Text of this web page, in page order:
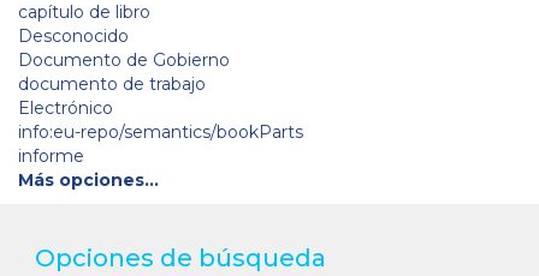
capítulo de libro
Desconocido
Documento de Gobierno
documento de trabajo
Electrónico
info:eu-repo/semantics/bookParts
informe
Más opciones…
Opciones de búsqueda